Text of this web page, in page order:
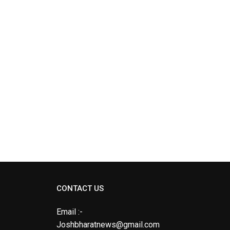
CONTACT US
Email :-
Joshbharatnews@gmail.com